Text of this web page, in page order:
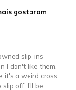
gostaram
slip-ins
I don't like them.
it's a weird cross
slip off. I'll be